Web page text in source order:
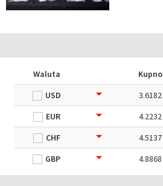
Waluta Kupno
USD
3.6182
EUR
4.2232
CHF
4.5137
GBP
4.8868